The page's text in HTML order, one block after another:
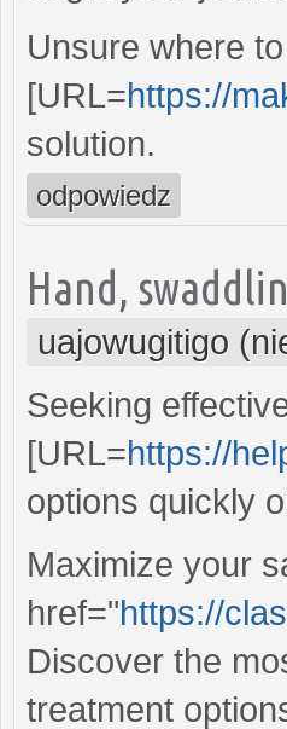
Unsure where
[URL=https://
solution.
odpowiedz
Hand,
uajowugitigo
Seeking
[URL=https://
options quickly
Maximize your
href="https://
Discover the
treatment